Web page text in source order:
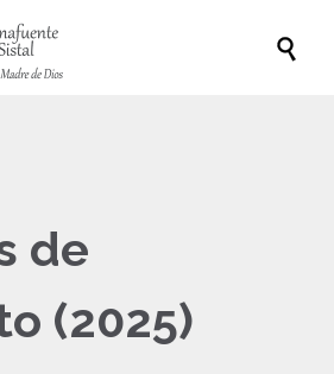

de
(2025)